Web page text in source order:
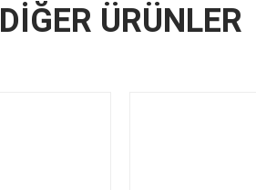
DİĞER ÜRÜNLER